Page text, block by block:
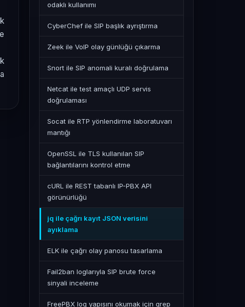
odaklı kullanımı
CyberChef ile SIP başlık ayrıştırma
Zeek ile VoIP olay günlüğü çıkarma
Snort ile SIP anomali kuralı doğrulama
Netcat ile test amaçlı UDP servis
doğrulaması
Socat ile RTP yönlendirme laboratuvarı
mantığı
OpenSSL ile TLS kullanılan SIP
bağlantılarını kontrol etme
cURL ile REST tabanlı IP-PBX API
görünürlüğü
jq ile çağrı kayıt JSON verisini
ayıklama
ELK ile çağrı olay panosu tasarlama
Fail2ban loglarıyla SIP brute force
sinyali inceleme
FreePBX log yapısını okumak için grep